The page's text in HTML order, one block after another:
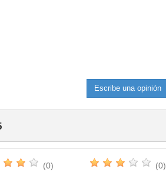
Escribe una opinión
(0) (0)